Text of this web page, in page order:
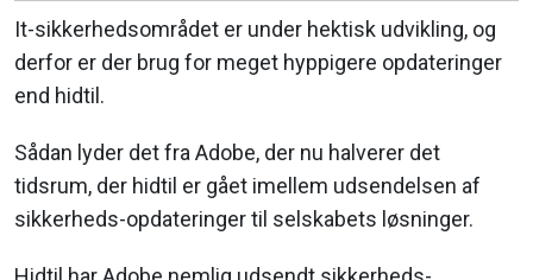
It-sikkerhedsområdet er under hektisk udvikling, og
derfor er der brug for meget hyppigere opdateringer
end hidtil.
Sådan lyder det fra Adobe, der nu halverer det
tidsrum, der hidtil er gået imellem udsendelsen af
sikkerheds-opdateringer til selskabets løsninger.